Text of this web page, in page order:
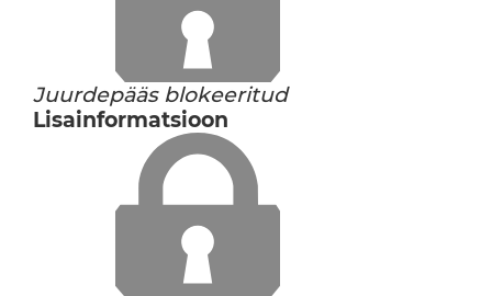
Juurdepääs blokeeritud
Lisainformatsioon